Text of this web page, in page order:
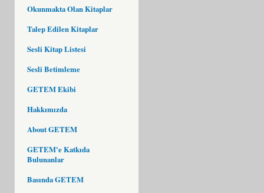
Okunmakta Olan Kitaplar
Talep Edilen Kitaplar
Sesli Kitap Listesi
Sesli Betimleme
GETEM Ekibi
Hakkımızda
About GETEM
GETEM'e Katkıda
Bulunanlar
Basında GETEM